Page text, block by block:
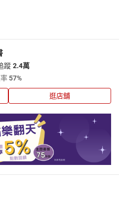
蹤 2.4萬
57%
逛店舖